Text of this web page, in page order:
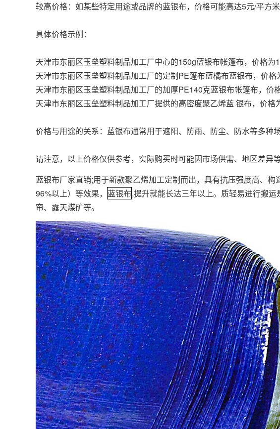
较高价格：如某些特定用途或品牌的蓝银布，价格可能高达5元/平方
具体价格示例：
天津市东丽区玉垒塑料制品加工厂中心的150g蓝银布帐篷布，价格为
天津市东丽区玉垒塑料制品加工厂的定制PE篷布蓝橘布蓝银布，价格
天津市东丽区玉垒塑料制品加工厂的加厚PE140克蓝银布帐篷布，价
天津市东丽区玉垒塑料制品加工厂提供的高密度聚乙烯蓝 银布，价格
价格与用途的关系：蓝银布通常用于遮阳、防雨、防尘、防水等多种
请注意，以上价格仅供参考，实际购买时可能因市场供需、地区差异
蓝银布厂家直销;用于新款聚乙烯加工定制而出，具有抗压强度高、
96%以上）等效果， 蓝银布,提升就能长达三年以上。质轻易进行搬
帘、露天煤矿等。